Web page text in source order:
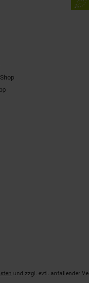
und zzgl. evtl. anfallender